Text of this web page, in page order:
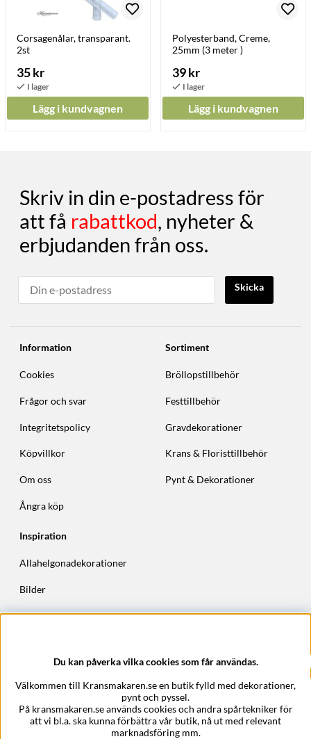
Corsagenålar, transparant.
2st
35 kr
Lägg i kundvagnen
Polyesterband, Creme,
25mm (3 meter )
39 kr
Lägg i kundvagnen
Skriv in din e-postadress för
att få rabattkod, nyheter &
erbjudanden från oss.
Skicka
Information
Cookies
Frågor och svar
Integritetspolicy
Köpvillkor
Om oss
Ångra köp
Sortiment
Bröllopstillbehör
Festtillbehör
Gravdekorationer
Krans & Floristtillbehör
Pynt & Dekorationer
Inspiration
Allahelgonadekorationer
Bilder
Höstkransar
Epost:support@kransmakaren.se
Du kan påverka vilka cookies som får användas.
Välkommen till Kransmakaren.se en butik fylld med dekorationer,
pynt och pyssel.
På kransmakaren.se används cookies och andra spårtekniker för
att vi bl.a. ska kunna förbättra vår butik, nå ut med relevant
marknadsföring mm.